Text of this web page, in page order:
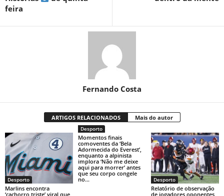
feira
Fernando Costa
ARTIGOS RELACIONADOS Mais do autor
Desporto
Marlins encontra
‘cachorro triste’ viral que
Desporto
Momentos finais
comoventes da ‘Bela
Adormecida do Everest’,
enquanto a alpinista
implora ‘Não me deixe
aqui para morrer’ antes
que seu corpo congele
no...
Desporto
Relatório de observação
de jogadores oponentes